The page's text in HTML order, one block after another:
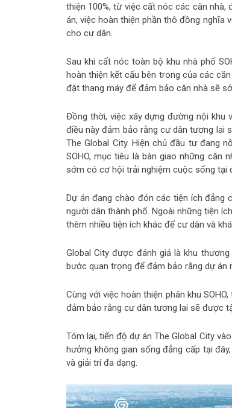
thiện 100%, từ việc cất nóc các căn
án, việc hoàn thiện phần thô đồng nghĩa
cho cư dân.
Sau khi cất nóc toàn bộ khu nhà phố
hoàn thiện kết cấu bên trong của các
đặt thang máy để đảm bảo căn nhà sẽ
Đồng thời, việc xây dựng đường nội khu
điều này đảm bảo rằng cư dân tương lai
The Global City. Hiện chủ đầu tư đang
SOHO, mục tiêu là bàn giao những căn
sớm có cơ hội trải nghiệm cuộc sống tại
Dự án đang chào đón các tiện ích
người dân thành phố. Ngoài những tiện
thêm nhiều tiện ích khác để cư dân và
Global City được đánh giá là khu
bước quan trọng để đảm bảo rằng dự
Cùng với việc hoàn thiện phân khu
đảm bảo rằng cư dân tương lai sẽ được
Tóm lại, tiến độ dự án The Global City
hưởng không gian sống đẳng cấp tại
và giải trí đa dạng.